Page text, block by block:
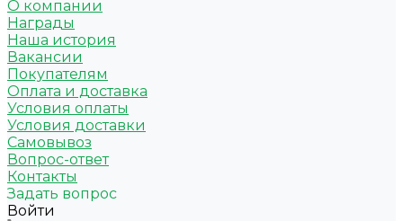
О компании
Награды
Наша история
Вакансии
Покупателям
Оплата и доставка
Условия оплаты
Условия доставки
Самовывоз
Вопрос-ответ
Контакты
Задать вопрос
Войти